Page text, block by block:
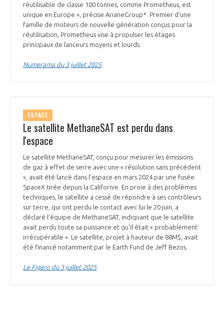
ENVIRONNEMENT
INNOVATION
INTERNATIONALISATION
RAPPORTS D'ACTIVITÉS
réutilisable de classe 100 tonnes, comme Prometheus, est
unique en Europe », précise ArianeGroup*. Premier d’une
famille de moteurs de nouvelle génération conçus pour la
réutilisation, Prometheus vise à propulser les étages
principaux de lanceurs moyens et lourds.
Numerama du 3 juillet 2025
ESPACE
Le satellite MethaneSAT est perdu dans
l'espace
Le satellite MethaneSAT, conçu pour mesurer les émissions
de gaz à effet de serre avec une « résolution sans précédent
», avait été lancé dans l’espace en mars 2024 par une fusée
SpaceX tirée depuis la Californie. En proie à des problèmes
techniques, le satellite a cessé de répondre à ses contrôleurs
sur terre, qui ont perdu le contact avec lui le 20 juin, a
déclaré l'équipe de MethaneSAT, indiquant que le satellite
avait perdu toute sa puissance et qu'il était « probablement
irrécupérable ». Le satellite, projet à hauteur de 88M$, avait
été financé notamment par le Earth Fund de Jeff Bezos.
Le Figaro du 3 juillet 2025